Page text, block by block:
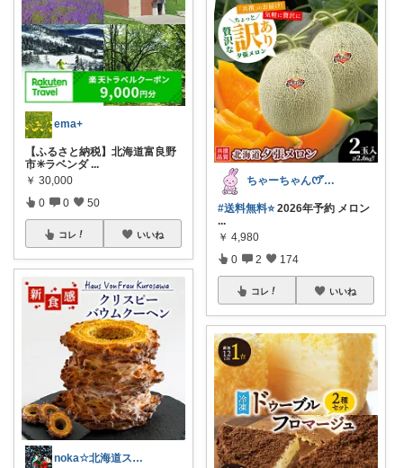
ema+
【ふるさと納税】北海道富良野
市✳️ラベンダ ...
￥ 30,000
0 0 50
コレ いいね
noka☆北海道スイーツおすすめコレ☆
ちゃーちゃん‪ꯁꯧありがとう🫶🏻💕
#送料無料⭐️2026年予約 メロン
...
￥ 4,980
0 2 174
コレ いいね